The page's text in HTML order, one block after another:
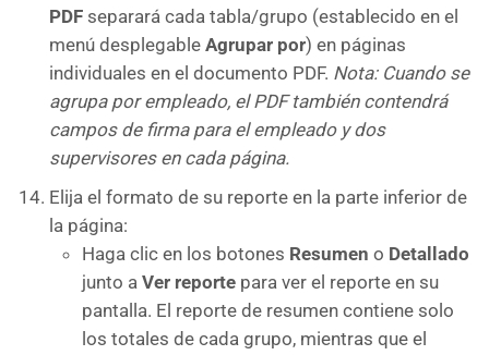
PDF separará cada tabla/grupo (establecido en el
menú desplegable Agrupar por) en páginas
individuales en el documento PDF. Nota: Cuando se
agrupa por empleado, el PDF también contendrá
campos de firma para el empleado y dos
supervisores en cada página.
Elija el formato de su reporte en la parte inferior de
la página:
Haga clic en los botones Resumen o Detallado
junto a Ver reporte para ver el reporte en su
pantalla. El reporte de resumen contiene solo
los totales de cada grupo, mientras que el